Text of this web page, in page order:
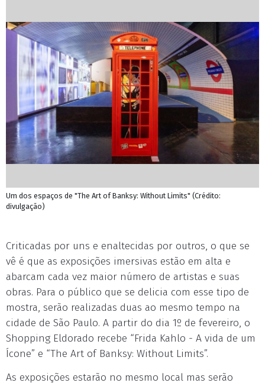
Um dos espaços de "The Art of Banksy: Without Limits" (Crédito:
divulgação)
Criticadas por uns e enaltecidas por outros, o que se
vê é que as exposições imersivas estão em alta e
abarcam cada vez maior número de artistas e suas
obras. Para o público que se delicia com esse tipo de
mostra, serão realizadas duas ao mesmo tempo na
cidade de São Paulo. A partir do dia 1º de fevereiro, o
Shopping Eldorado recebe “Frida Kahlo - A vida de um
Ícone” e “The Art of Banksy: Without Limits”.
As exposições estarão no mesmo local mas serão